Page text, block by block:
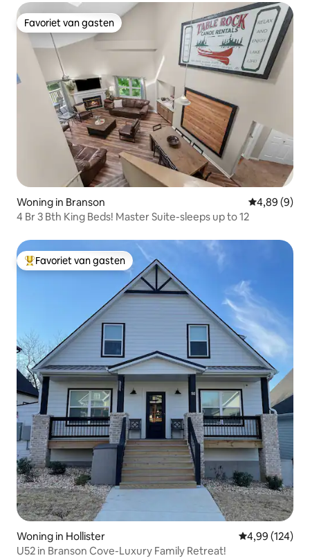
Favoriet van gasten
Favoriet van gasten
Woning in Branson Gemiddelde
4,89 (9)
4 Br 3 Bth King Beds! Master Suite-sleeps up to 12
Topfavoriet van gasten
Favoriet van gasten
Woning in Hollister Gemiddelde
4,99 (124)
U52 in Branson Cove-Luxury Family Retreat!